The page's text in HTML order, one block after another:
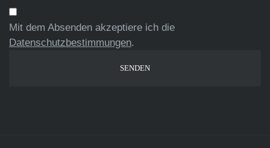
Mit dem Absenden akzeptiere ich die
Datenschutzbestimmungen.